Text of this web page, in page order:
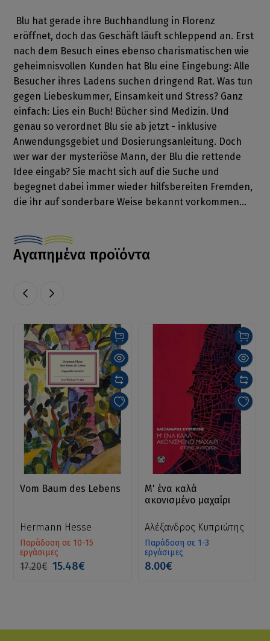
Blu hat gerade ihre Buchhandlung in Florenz
eröffnet, doch das Geschäft läuft schleppend an. Erst
nach dem Besuch eines ebenso charismatischen wie
geheimnisvollen Kunden hat Blu eine Eingebung: Alle
Besucher ihres Ladens suchen dringend Rat. Was tun
gegen Liebeskummer, Einsamkeit und Stress? Ganz
einfach: Lies ein Buch! Bücher sind Medizin. Und
genau so verordnet Blu sie ab jetzt - inklusive
Anwendungsgebiet und Dosierungsanleitung. Doch
wer war der mysteriöse Mann, der Blu die rettende
Idee eingab? Sie macht sich auf die Suche und
begegnet dabei immer wieder hilfsbereiten Fremden,
die ihr auf sonderbare Weise bekannt vorkommen...
Αγαπημένα προϊόντα
Vom Baum des Lebens
Hermann Hesse
Παράδοση σε 10-15
εργάσιμες
17.20€ 15.48€
Μ' ένα καλά
ακονισμένο μαχαίρι
Αλέξανδρος Κυπριώτης
Παράδοση σε 1-3
εργάσιμες
8.00€